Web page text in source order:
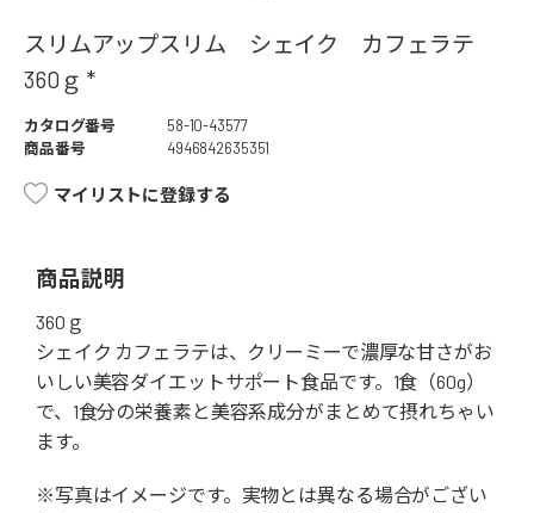
スリムアップスリム シェイク カフェラテ
360ｇ *
カタログ番号
58-10-43577
商品番号
4946842635351
マイリストに登録する
商品説明
360ｇ
シェイク カフェラテは、クリーミーで濃厚な甘さがお
いしい美容ダイエットサポート食品です。1食（60g）
で、1食分の栄養素と美容系成分がまとめて摂れちゃい
ます。
※写真はイメージです。実物とは異なる場合がござい